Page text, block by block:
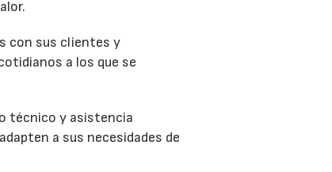
con sus clientes y
a los que se
técnico y asistencia
a sus necesidades de